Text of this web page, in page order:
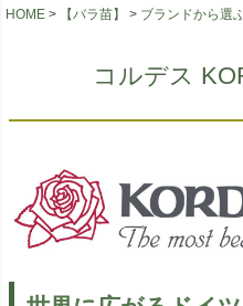
HOME 【バラ苗】 ブランドから選
コルデス